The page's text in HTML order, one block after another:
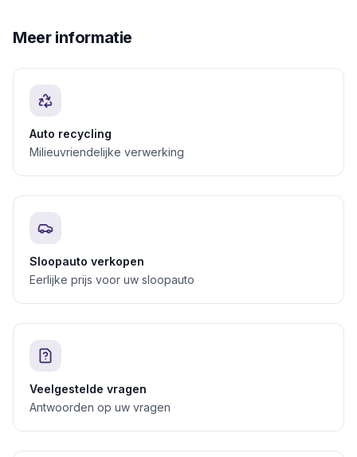
Meer informatie
Auto recycling
Milieuvriendelijke verwerking
Sloopauto verkopen
Eerlijke prijs voor uw sloopauto
Veelgestelde vragen
Antwoorden op uw vragen